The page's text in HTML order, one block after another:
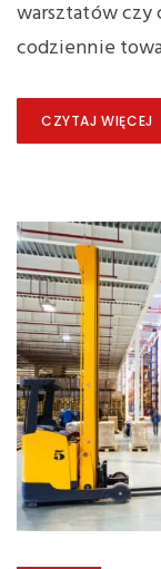
warsztatów czy
codziennie
CZYTAJ WIĘCEJ